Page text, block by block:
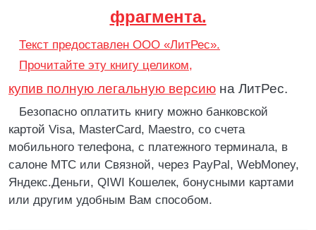
фрагмента.
Текст предоставлен ООО «ЛитРес».
Прочитайте эту книгу целиком,
купив полную легальную версию на ЛитРес.
Безопасно оплатить книгу можно банковской
картой Visa, MasterCard, Maestro, со счета
мобильного телефона, с платежного терминала, в
салоне МТС или Связной, через PayPal, WebMoney,
Яндекс.Деньги, QIWI Кошелек, бонусными картами
или другим удобным Вам способом.